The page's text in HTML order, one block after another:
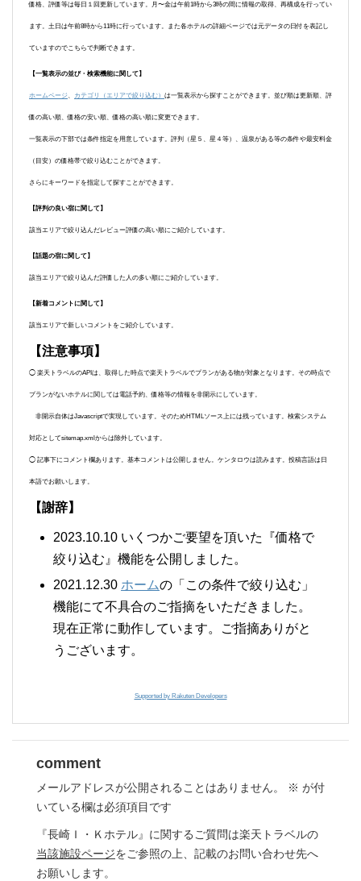
価格、評価等は毎日１回更新しています。月〜金は午前1時から3時の間に情報の取得、再構成を行ってい
ます。土日は午前8時から11時に行っています。また各ホテルの詳細ページでは元データの日付を表記し
ていますのでこちらで判断できます。
【一覧表示の並び・検索機能に関して】
ホームページ 、 カテゴリ（エリアで絞り込む） は一覧表示から探すことができます。並び順は更新順、評
価の高い順、価格の安い順、価格の高い順に変更できます。
一覧表示の下部では条件指定を用意しています。評判（星５、星４等）、温泉がある等の条件や最安料金
（目安）の価格帯で絞り込むことができます。
さらにキーワードを指定して探すことができます。
【評判の良い宿に関して】
該当エリアで絞り込んだレビュー評価の高い順にご紹介しています。
【話題の宿に関して】
該当エリアで絞り込んだ評価した人の多い順にご紹介しています。
【新着コメントに関して】
該当エリアで新しいコメントをご紹介しています。
【注意事項】
◯ 楽天トラベルのAPIは、取得した時点で楽天トラベルでプランがある物が対象となります。その時点で
プランがないホテルに関しては電話予約、価格等の情報を非開示にしています。
非開示自体はJavascriptで実現しています。そのためHTMLソース上には残っています。検索システム
対応としてsitemap.xmlからは除外しています。
◯ 記事下にコメント欄あります。基本コメントは公開しません。ケンタロウは読みます。投稿言語は日
本語でお願いします。
【謝辞】
2023.10.10 いくつかご要望を頂いた『価格で
絞り込む』機能を公開しました。
2021.12.30 ホームの「この条件で絞り込む」
機能にて不具合のご指摘をいただきました。
現在正常に動作しています。ご指摘ありがと
うございます。
Supported by Rakuten Developers
comment
メールアドレスが公開されることはありません。 ※ が付
いている欄は必須項目です
『長崎Ｉ・Ｋホテル』に関するご質問は楽天トラベルの
当該施設ページをご参照の上、記載のお問い合わせ先へ
お願いします。